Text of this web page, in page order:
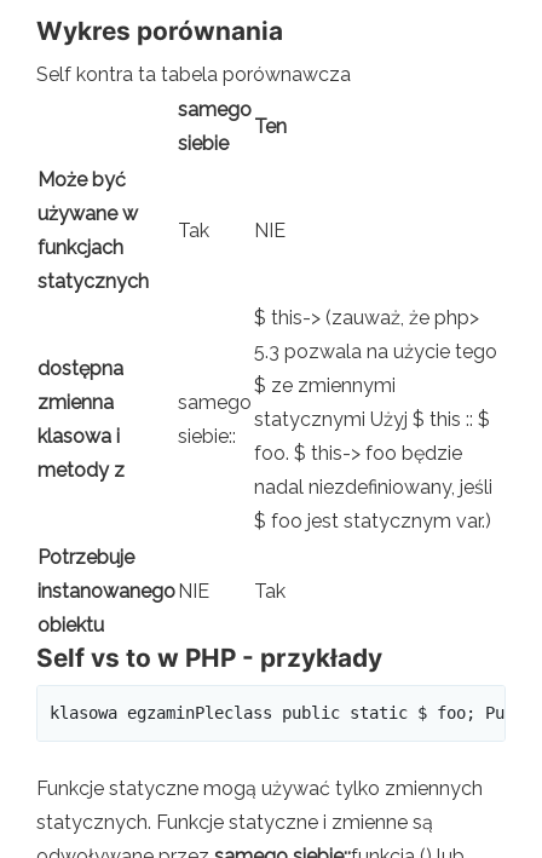
Wykres porównania
Self kontra ta tabela porównawcza
samego
siebie
Ten
Może być
używane w
funkcjach
statycznych
Tak NIE
dostępna
zmienna
klasowa i
metody z
samego
siebie::
$ this-> (zauważ, że php>
5.3 pozwala na użycie tego
$ ze zmiennymi
statycznymi Użyj $ this :: $
foo. $ this-> foo będzie
nadal niezdefiniowany, jeśli
$ foo jest statycznym var.)
Potrzebuje
instanowanego
obiektu
NIE Tak
Self vs to w PHP - przykłady
klasowa egzaminPleclass public static $ foo;
Funkcje statyczne mogą używać tylko zmiennych
statycznych. Funkcje statyczne i zmienne są